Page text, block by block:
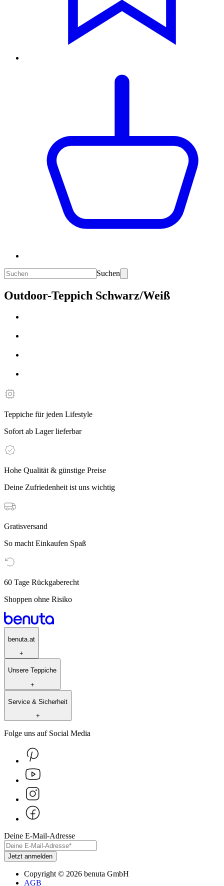
Suchen
Outdoor-Teppich Schwarz/Weiß
Teppiche für jeden Lifestyle
Sofort ab Lager lieferbar
Hohe Qualität & günstige Preise
Deine Zufriedenheit ist uns wichtig
Gratisversand
So macht Einkaufen Spaß
60 Tage Rückgaberecht
Shoppen ohne Risiko
benuta.at
+
Unsere Teppiche
+
Service & Sicherheit
+
Folge uns auf Social Media
Deine E-Mail-Adresse
Jetzt anmelden
Copyright© 2026 benuta GmbH
AGB